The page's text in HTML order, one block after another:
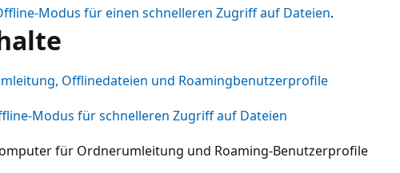
Modus für einen schnelleren Zugriff auf Dateien.
Offlinedateien und Roamingbenutzerprofile
Modus für schnelleren Zugriff auf Dateien
für Ordnerumleitung und Roaming-Benutzerprofile